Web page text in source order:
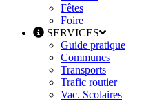
Fêtes
Foire
SERVICES
Guide pratique
Communes
Transports
Trafic routier
Vac. Scolaires